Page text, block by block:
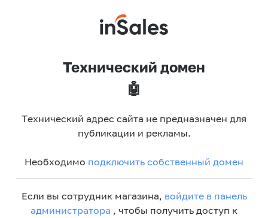
Технический домен
🤖
Технический адрес сайта не предназначен для
публикации и рекламы.
Необходимо подключить собственный домен
Если вы сотрудник магазина, войдите в панель
администратора , чтобы получить доступ к